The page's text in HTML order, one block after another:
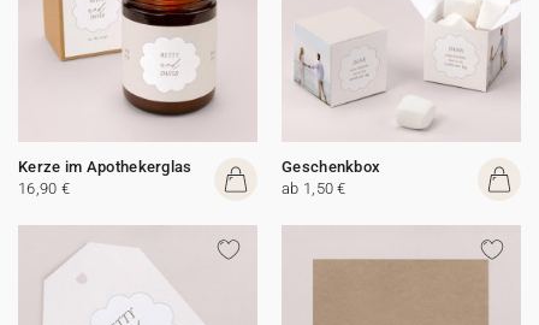
Kerze im Apothekerglas
16,90 €
Geschenkbox
ab 1,50 €